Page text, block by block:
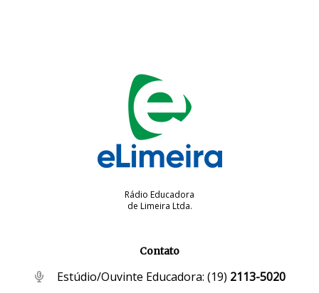
Rádio Educadora
de Limeira Ltda.
Contato
Estúdio/Ouvinte Educadora: (19) 2113-5020